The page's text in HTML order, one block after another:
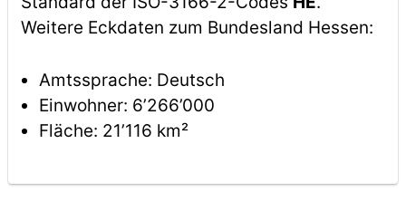
Weitere Eckdaten zum Bundesland Hessen:
Amtssprache: Deutsch
Einwohner: 6’266’000
Fläche: 21’116 km²